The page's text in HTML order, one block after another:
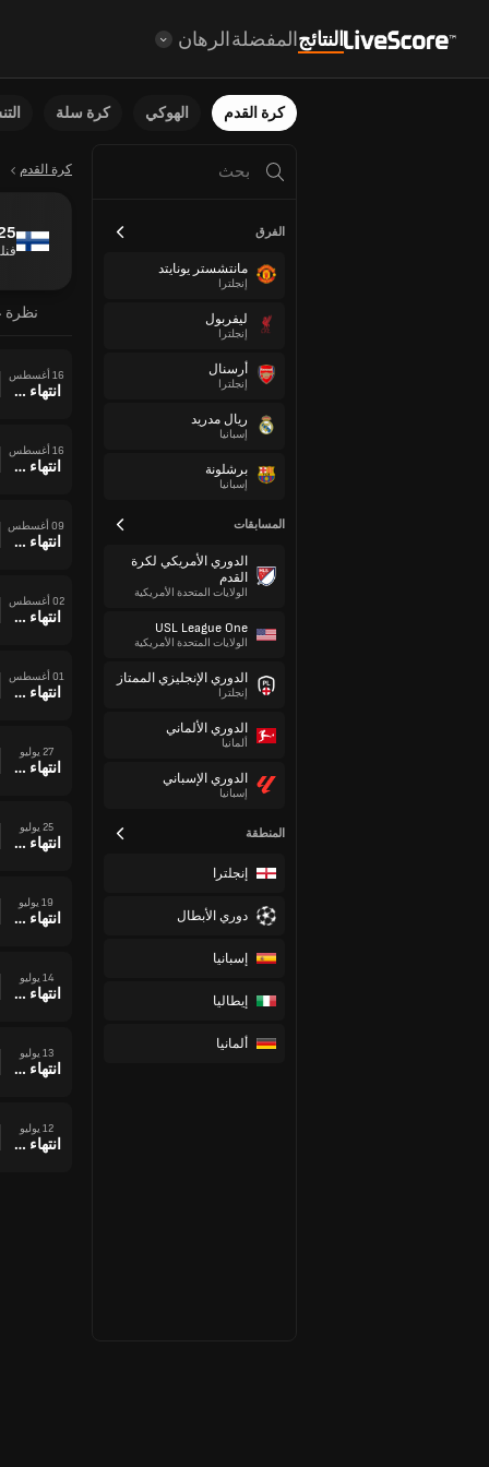
النتائجالمفضلةالرهان
كرة القدم الهوكي كرة سلة
الفرق
مانتشستر يونايتد
إنجلترا
ليفربول
إنجلترا
أرسنال
إنجلترا
ريال مدريد
إسبانيا
برشلونة
إسبانيا
المسابقات
الدوري الأمريكي لكرة
القدم
الولايات المتحدة الأمريكية
USL League One
الولايات المتحدة الأمريكية
الدوري الإنجليزي الممتاز
إنجلترا
الدوري الألماني
ألمانيا
الدوري الإسباني
إسبانيا
المنطقة
إنجلترا
دوري الأبطال
إسبانيا
إيطاليا
ألمانيا
كرة القدم
نظرة
16 أغسطس
انتهاء وقت المباراة
16 أغسطس
انتهاء وقت المباراة
09 أغسطس
انتهاء وقت المباراة
02 أغسطس
انتهاء وقت المباراة
01 أغسطس
انتهاء وقت المباراة
27 يوليو
انتهاء وقت المباراة
25 يوليو
انتهاء وقت المباراة
19 يوليو
انتهاء وقت المباراة
14 يوليو
انتهاء وقت المباراة
13 يوليو
انتهاء وقت المباراة
12 يوليو
انتهاء وقت المباراة